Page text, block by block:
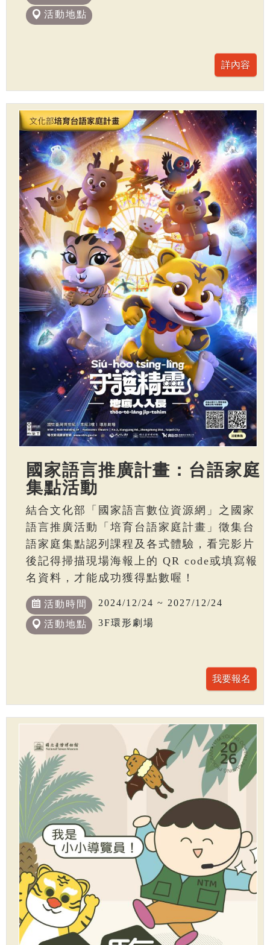
活動地點
國家語言推廣計畫：台語家庭
集點活動
結合文化部「國家語言數位資源網」之國家
語言推廣活動「培育台語家庭計畫」徵集台
語家庭集點認列課程及各式體驗，看完影片
後記得掃描現場海報上的 QR code或填寫報
名資料，才能成功獲得點數喔！
活動時間 2024/12/24 ~ 2027/12/24
活動地點 3F環形劇場